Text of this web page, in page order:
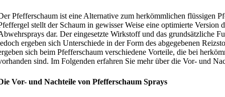
Pfefferschaum ist eine Alternative zum herkömmlichen flüssigen
stellt der Schaum in gewisser Weise eine optimierte Version
dar. Der eingesetzte Wirkstoff und das grundsätzliche
ergeben sich Unterschiede in der Form des abgegebenen
sich beim Pfefferschaum verschiedene Vorteile, die bei
sind. Im Folgenden erfahren Sie mehr über die Vor- und
Vor- und Nachteile von Pfefferschaum Sprays